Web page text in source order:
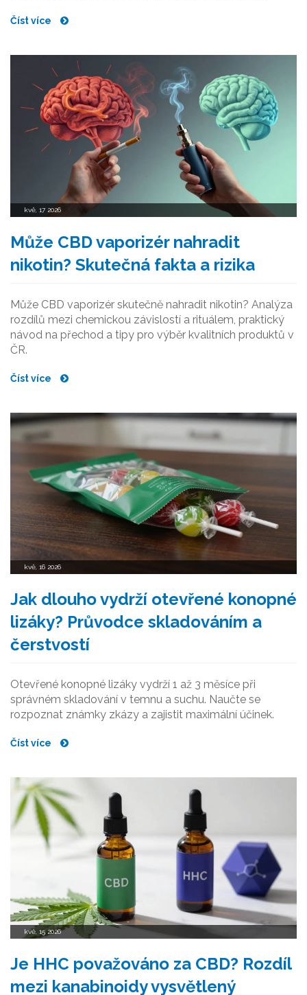
Číst více
kvě, 17 2026
Může CBD vaporizér nahradit
nikotin? Skutečná fakta a rizika
Může CBD vaporizér skutečně nahradit nikotin? Analýza
rozdílů mezi chemickou závislostí a rituálem, praktický
návod na přechod a tipy pro výběr kvalitních produktů v
ČR.
Číst více
kvě, 16 2026
Jak dlouho vydrží otevřené konopné
lizáky? Průvodce skladováním a
čerstvostí
Otevřené konopné lizáky vydrží 1 až 3 měsíce při
správném skladování v temnu a suchu. Naučte se
rozpoznat známky zkázy a zajistit maximální účinek.
Číst více
kvě, 15 2026
Je HHC považováno za CBD? Rozdíl
mezi kanabinoidy vysvětlený